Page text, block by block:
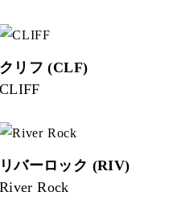
クリフ (CLF)
CLIFF
リバーロック (RIV)
River Rock